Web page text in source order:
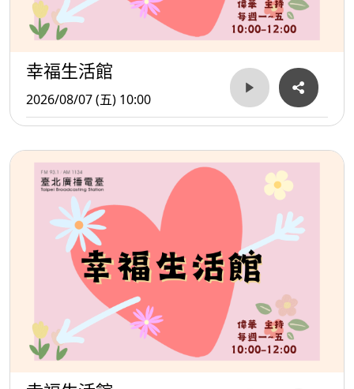
幸福生活館
2026/08/07 (五) 10:00